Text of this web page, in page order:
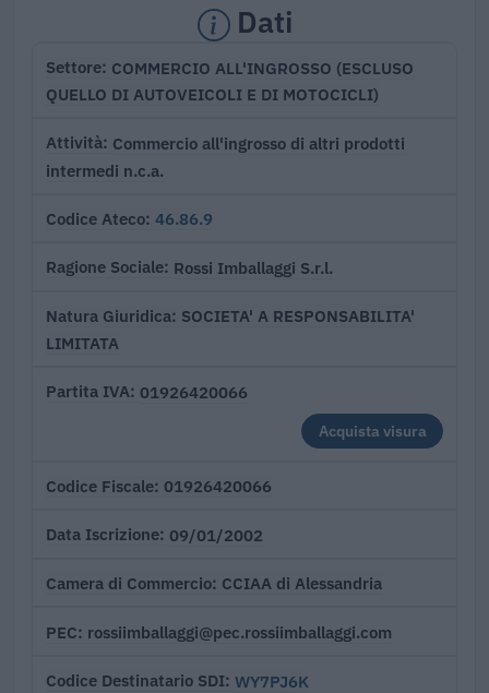
Dati
Settore COMMERCIO ALL'INGROSSO (ESCLUSO
QUELLO DI AUTOVEICOLI E DI MOTOCICLI)
Attività Commercio all'ingrosso di altri prodotti
intermedi n.c.a.
Codice Ateco 46.86.9
Ragione Sociale Rossi Imballaggi S.r.l.
Natura Giuridica SOCIETA' A RESPONSABILITA'
LIMITATA
Partita IVA 01926420066
Acquista visura
Codice Fiscale 01926420066
Data Iscrizione 09/01/2002
Camera di Commercio CCIAA di Alessandria
PEC rossiimballaggi@pec.rossiimballaggi.com
Codice Destinatario SDI WY7PJ6K